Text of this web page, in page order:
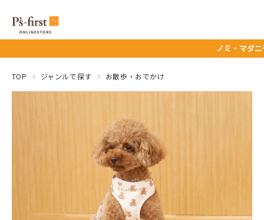
ノミ・マダニ予防薬タイ
TOP ジャンルで探す お散歩・おでかけ